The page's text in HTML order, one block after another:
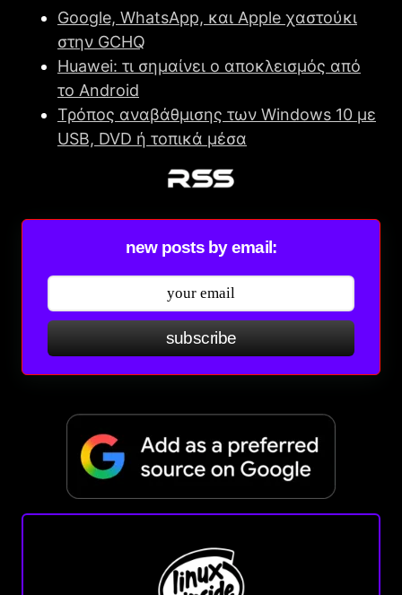
Google, WhatsApp, και Apple χαστούκι
στην GCHQ
Huawei: τι σημαίνει ο αποκλεισμός από
το Android
Τρόπος αναβάθμισης των Windows 10 με
USB, DVD ή τοπικά μέσα
new posts by email:
subscribe